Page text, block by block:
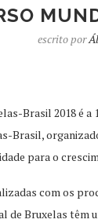
escrito por
Brasil 2018 é a
Brasil,
para o
com os
de Bruxelas têm